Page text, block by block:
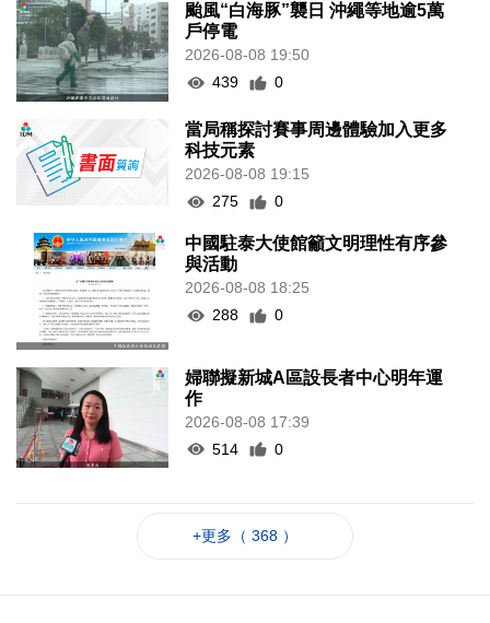
颱風“白海豚”襲日 沖繩等地逾5萬
戶停電
2026-08-08 19:50
439
0
當局稱探討賽事周邊體驗加入更多
科技元素
2026-08-08 19:15
275
0
中國駐泰大使館籲文明理性有序參
與活動
2026-08-08 18:25
288
0
婦聯擬新城A區設長者中心明年運
作
2026-08-08 17:39
514
0
+更多（ 368 ）